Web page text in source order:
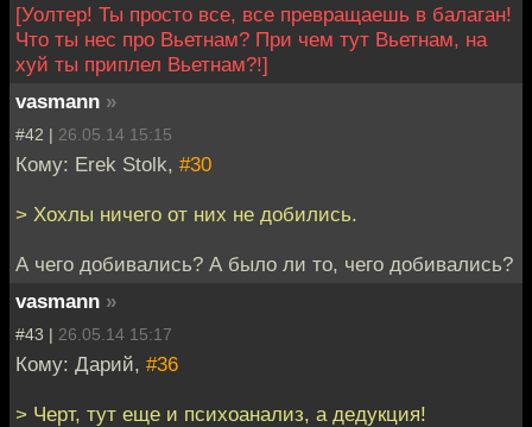
[Уолтер! Ты просто все, все превращаешь в балаган!
Что ты нес про Вьетнам? При чем тут Вьетнам, на
хуй ты приплел Вьетнам?!]
vasmann »
#42 | 26.05.14 15:15
Кому: Erek Stolk, #30
> Хохлы ничего от них не добились.
А чего добивались? А было ли то, чего добивались?
vasmann »
#43 | 26.05.14 15:17
Кому: Дарий, #36
> Черт, тут еще и психоанализ, а дедукция!